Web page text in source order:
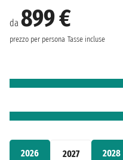
2026 2027 2028
da 899 €
prezzo per persona Tasse incluse